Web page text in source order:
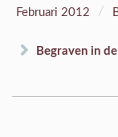
Februari 2012 /
Begraven in